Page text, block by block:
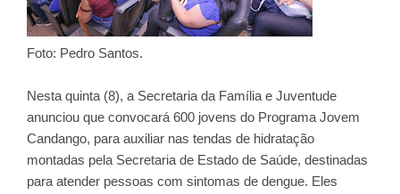
Foto: Pedro Santos.
Nesta quinta (8), a Secretaria da Família e Juventude
anunciou que convocará 600 jovens do Programa Jovem
Candango, para auxiliar nas tendas de hidratação
montadas pela Secretaria de Estado de Saúde, destinadas
para atender pessoas com sintomas de dengue. Eles